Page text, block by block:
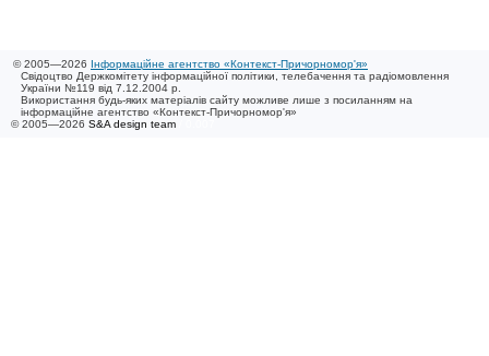
© 2005—2026 Інформаційне агентство «Контекст-Причорномор'я»
Свідоцтво Держкомітету інформаційної політики, телебачення та радіомовлення
України №119 від 7.12.2004 р.
Використання будь-яких матеріалів сайту можливе лише з посиланням на
інформаційне агентство «Контекст-Причорномор'я»
© 2005—2026 S&A design team